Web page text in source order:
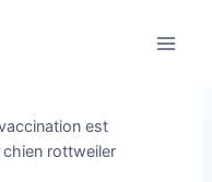
est
rottweiler